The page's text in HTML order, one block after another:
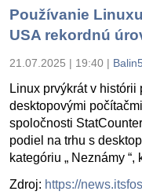
Používanie
USA rekordnú
21.07.2025 | 19:40 |
Linux prvýkrát v
desktopovými
spoločnosti
podiel na trhu s
kategóriu „ Neznámy
Zdroj: https://